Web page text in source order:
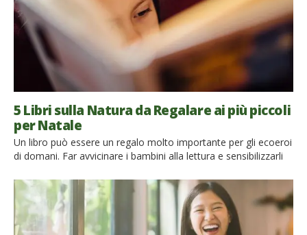
5 Libri sulla Natura da Regalare ai più piccoli
per Natale
Un libro può essere un regalo molto importante per gli ecoeroi
di domani. Far avvicinare i bambini alla lettura e sensibilizzarli
il Mondo in cui vivranno da grandi. Ecco allora una lista di 5 libri
da regalare a Natale ai piccoli lettori. Con le mani nella terra
alla […]